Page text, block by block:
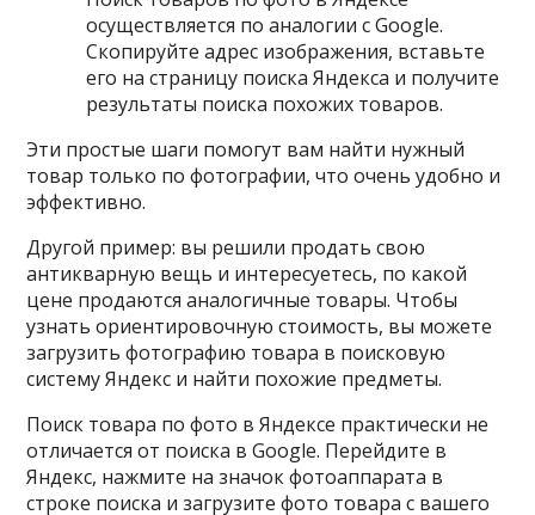
осуществляется по аналогии с Google.
Скопируйте адрес изображения, вставьте
его на страницу поиска Яндекса и получите
результаты поиска похожих товаров.
Эти простые шаги помогут вам найти нужный
товар только по фотографии, что очень удобно и
эффективно.
Другой пример: вы решили продать свою
антикварную вещь и интересуетесь, по какой
цене продаются аналогичные товары. Чтобы
узнать ориентировочную стоимость, вы можете
загрузить фотографию товара в поисковую
систему Яндекс и найти похожие предметы.
Поиск товара по фото в Яндексе практически не
отличается от поиска в Google. Перейдите в
Яндекс, нажмите на значок фотоаппарата в
строке поиска и загрузите фото товара с вашего